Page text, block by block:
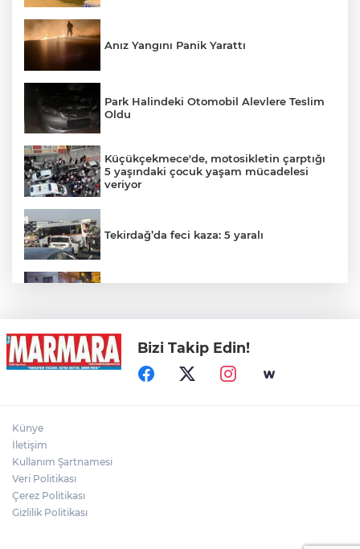
Anız Yangını Panik Yarattı
Park Halindeki Otomobil Alevlere Teslim
Oldu
Küçükçekmece'de, motosikletin çarptığı
5 yaşındaki çocuk yaşam mücadelesi
veriyor
Tekirdağ’da feci kaza: 5 yaralı
Otomobil İçindeki Kadını Dövdü...
Bizi Takip Edin!
Künye
İletişim
Kullanım Şartnamesi
Veri Politikası
Çerez Politikası
Gizlilik Politikası